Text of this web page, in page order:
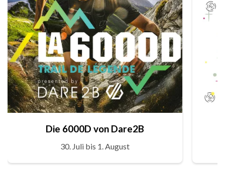
Die 6000D von Dare2B
30. Juli bis 1. August